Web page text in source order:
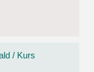
/ Kurs